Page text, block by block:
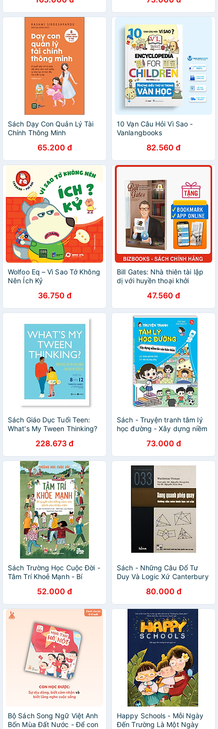
Sách Dạy Con Quản Lý Tài
Chính Thông Minh
65.200 đ
10 Vạn Câu Hỏi Vì Sao -
Vanlangbooks
82.560 đ
Wolfoo Eq – Vì Sao Tớ Không
Nên Ích Kỷ
36.750 đ
Bill Gates: Nhà thiên tài lập
dị với huyền thoại khởi
ươm mầm tỷ phú nhí
Bizbooks
47.560 đ
Sách Giáo Dục Tuổi Teen:
What's My Tween Thinking?
Hành Cho Cha Mẹ Hiện Đại -
Tuổi Từ 8 Đến 12
228.673 đ
Sách - Truyện tranh tâm lý
học đường - Xây dựng niềm
73.000 đ
Sách Trường Học Cuộc Đời -
Tâm Trí Khoẻ Mạnh - Bí
Dành Cho Thiếu Niên
52.000 đ
Sách - Những Câu Đố Tư
Duy Và Logic Xứ Canterbury
80.000 đ
Bộ Sách Song Ngữ Việt Anh
Bốn Mùa Đất Nước - Để con
Happy Schools - Mỗi Ngày
Đến Trường Là Một Ngày